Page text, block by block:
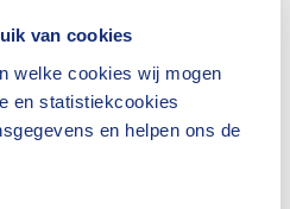
van cookies
welke cookies wij mogen
en statistiekcookies
en helpen ons de